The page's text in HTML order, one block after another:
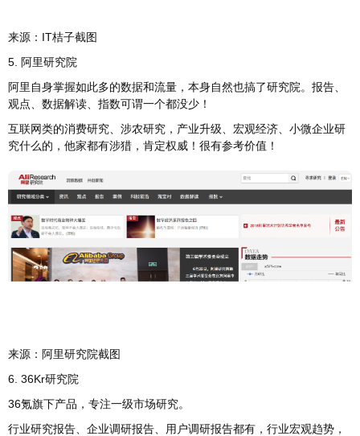
来源：IT桔子截图
5. 阿里研究院
阿里自身掌握如此多的数据和流量，本身自然也搞了研究院。报告、
观点、数据解读、指数可谓一个都没少！
互联网类的消费研究、涉农研究，产业升级、宏观经济、小微企业研
究什么的，他家都有涉猎，肯定权威！很有参考价值！
来源：阿里研究院截图
6. 36Kr研究院
36氪旗下产品，专注一级市场研究。
行业研究报告、企业调研报告、用户调研报告都有，行业宏观趋势，